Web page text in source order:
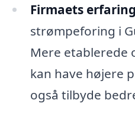
Firmaets
strømpeforing i
Mere etablerede
kan have højere
også tilbyde